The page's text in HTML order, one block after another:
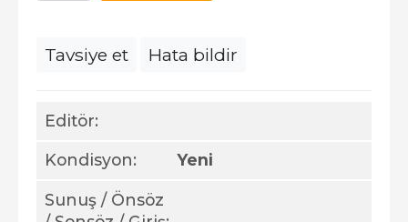
Editör:
Kondisyon: Yeni
Sunuş / Önsöz
Tavsiye et Hata bildir